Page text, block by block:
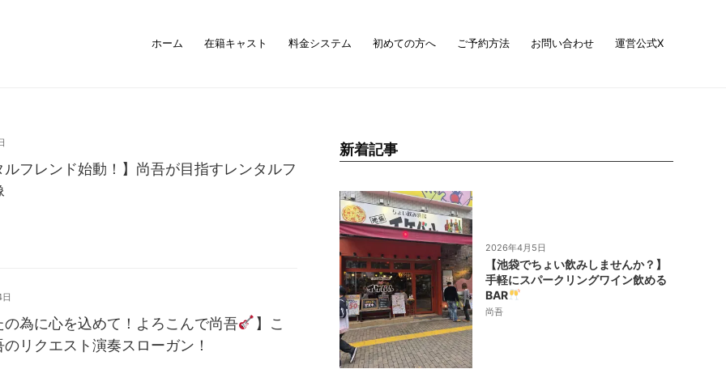
ホーム 在籍キャスト 料金システム 初めての方へ ご予約方法 お問い合わせ 運営公式X
ルフレンド始動！】尚吾が目指すレンタルフ
の為に心を込めて！よろこんで尚吾
】こ
リクエスト演奏スローガン！
新着記事
2026年4月5日
【池袋でちょい飲みしませんか？】
手軽にスパークリングワイン飲める
BAR
尚吾